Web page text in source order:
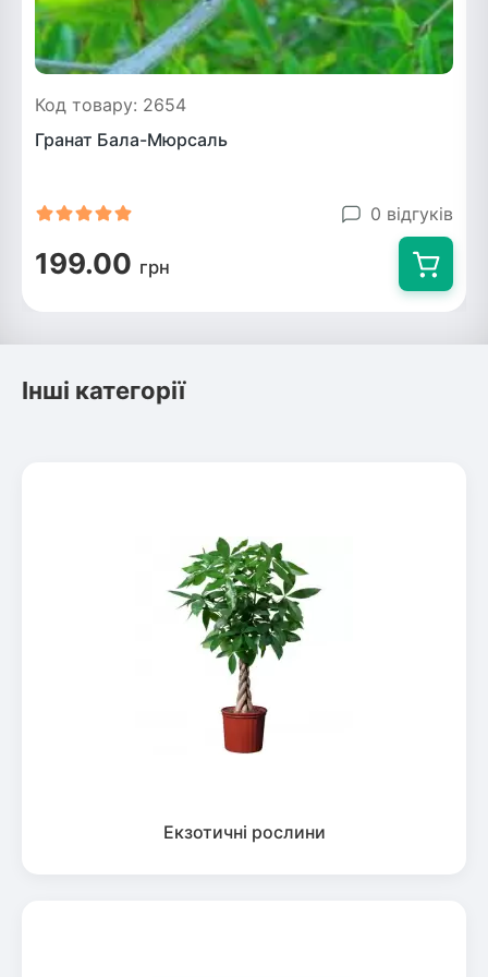
Код товару: 2654
Гранат Бала-Мюрсаль
0 відгуків
199.00 грн
Інші категорії
Екзотичні рослини